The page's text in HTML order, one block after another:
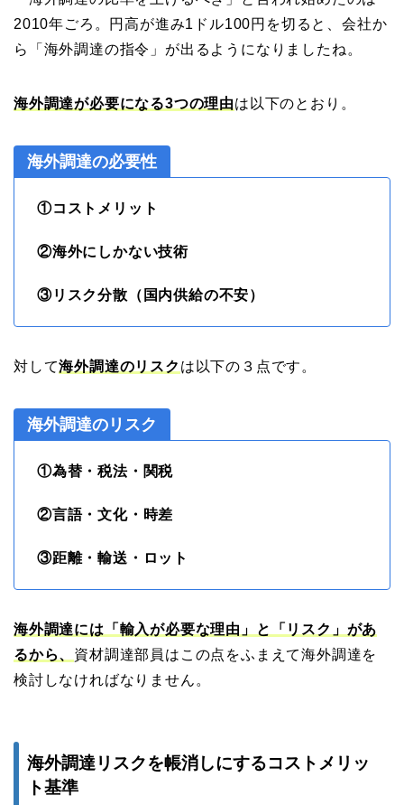
2010年ごろ。円高が進み1ドル100円を切ると、会社か
ら「海外調達の指令」が出るようになりましたね。
海外調達が必要になる3つの理由は以下のとおり。
海外調達の必要性
①コストメリット
②海外にしかない技術
③リスク分散（国内供給の不安）
対して海外調達のリスク は以下の３点です。
海外調達のリスク
①為替・税法・関税
②言語・文化・時差
③距離・輸送・ロット
海外調達には「輸入が必要な理由」と「リスク」があ
るから、 資材調達部員はこの点をふまえて海外調達を
検討しなければなりません。
海外調達リスクを帳消しにするコストメリッ
ト基準